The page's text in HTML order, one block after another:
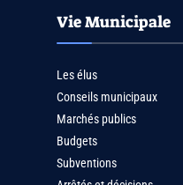
Vie Municipale
Les élus
Conseils municipaux
Marchés publics
Budgets
Subventions